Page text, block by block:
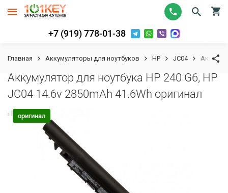
+7 (919) 778-01-38
Главная Аккумуляторы для ноутбуков HP JC04
Аккумулятор для ноутбука HP 240 G6, HP
JC04 14.6v 2850mAh 41.6Wh оригинал
К сравнению
оригинал